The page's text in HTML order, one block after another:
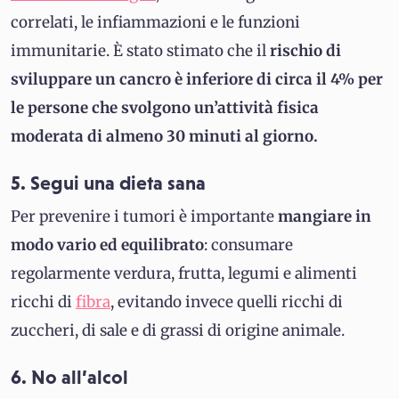
correlati, le infiammazioni e le funzioni
immunitarie. È stato stimato che ilrischio di
sviluppare un cancro è inferiore di circa il 4% per
le persone che svolgono un’attività fisica
moderata di almeno 30 minuti al giorno.
5. Segui una dieta sana
Per prevenire i tumori è importantemangiare in
modo vario ed equilibrato: consumare
regolarmente verdura, frutta, legumi e alimenti
ricchi di fibra, evitando invece quelli ricchi di
zuccheri, di sale e di grassi di origine animale.
6. No all’alcol